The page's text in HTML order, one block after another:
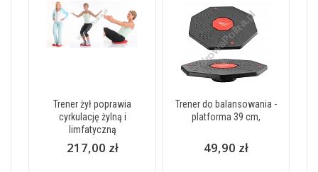
Trener żył poprawia
cyrkulację żylną i
limfatyczną
217,00 zł
Trener do balansowania -
platforma 39 cm,
49,90 zł